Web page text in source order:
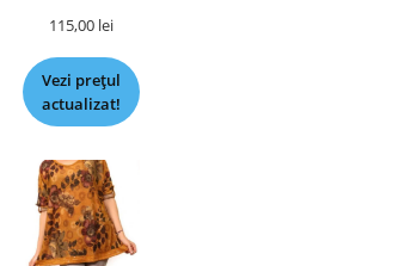
115,00 lei
Vezi prețul
actualizat!